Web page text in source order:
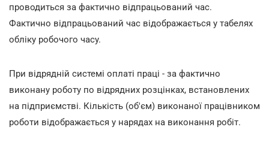
проводиться за фактично відпрацьований час.
Фактично відпрацьований час відображається у табелях
обліку робочого часу.
При відрядній системі оплаті праці - за фактично
виконану роботу по відрядних розцінках, встановлених
на підприємстві. Кількість (об'єм) виконаної працівником
роботи відображається у нарядах на виконання робіт.